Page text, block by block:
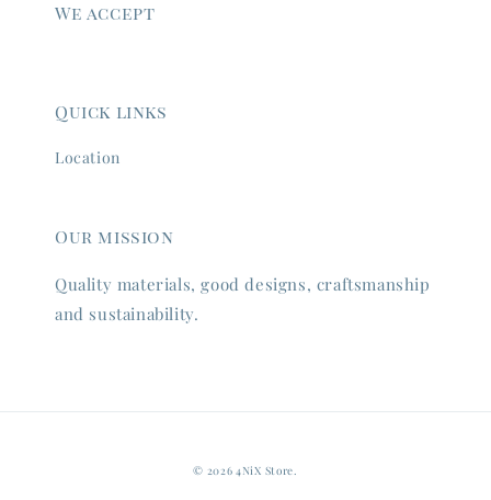
We accept
Quick links
Location
Our mission
Quality materials, good designs, craftsmanship
and sustainability.
© 2026 4NiX Store.